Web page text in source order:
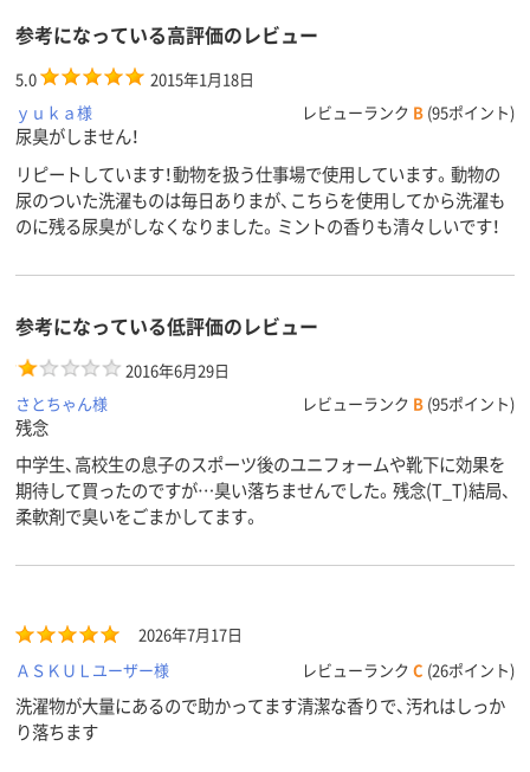
参考になっている高評価のレビュー
5.0
2015年1月18日
ｙｕｋａ様
レビューランク B (95ポイント)
尿臭がしません！
リピートしています！動物を扱う仕事場で使用しています。動物の
尿のついた洗濯ものは毎日ありまが、こちらを使用してから洗濯も
のに残る尿臭がしなくなりました。ミントの香りも清々しいです！
参考になっている低評価のレビュー
2016年6月29日
さとちゃん様
レビューランク B (95ポイント)
残念
中学生、高校生の息子のスポーツ後のユニフォームや靴下に効果を
期待して買ったのですが…臭い落ちませんでした。残念(T_T)結局、
柔軟剤で臭いをごまかしてます。
2026年7月17日
ＡＳＫＵＬユーザー様
レビューランク C (26ポイント)
洗濯物が大量にあるので助かってます清潔な香りで、汚れはしっか
り落ちます